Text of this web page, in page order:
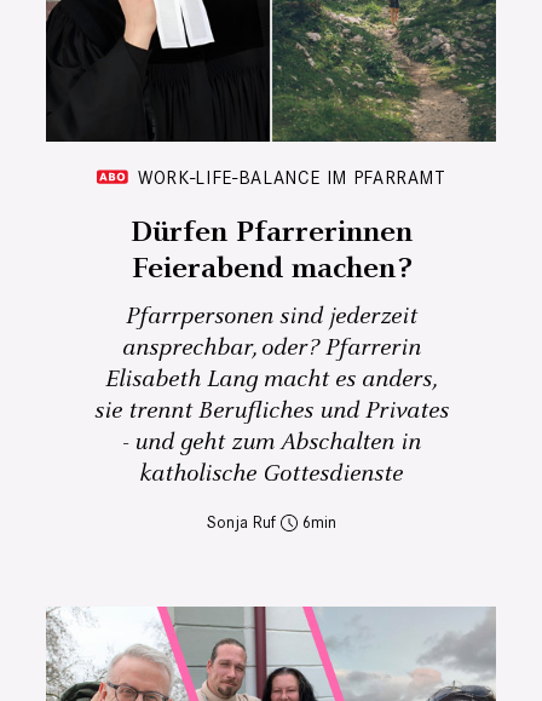
WORK-LIFE-BALANCE IM PFARRAMT
Dürfen Pfarrerinnen
Feierabend machen?
Pfarrpersonen sind jederzeit
ansprechbar, oder? Pfarrerin
Elisabeth Lang macht es anders,
sie trennt Berufliches und Privates
- und geht zum Abschalten in
katholische Gottesdienste
Sonja Ruf 6